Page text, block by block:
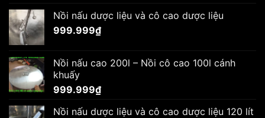
Nồi nấu dược liệu và cô cao dược liệu
999.999₫
Nồi nấu cao 200l – Nồi cô cao 100l cánh
khuấy
999.999₫
Nồi nấu dược liệu và cô cao dược liệu 120 lít